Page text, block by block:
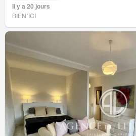
Il y a 20 jours
BIEN´ICI